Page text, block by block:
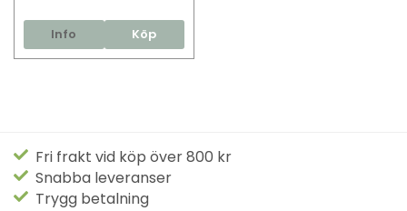
Info Köp
Fri frakt vid köp över 800 kr
Snabba leveranser
Trygg betalning